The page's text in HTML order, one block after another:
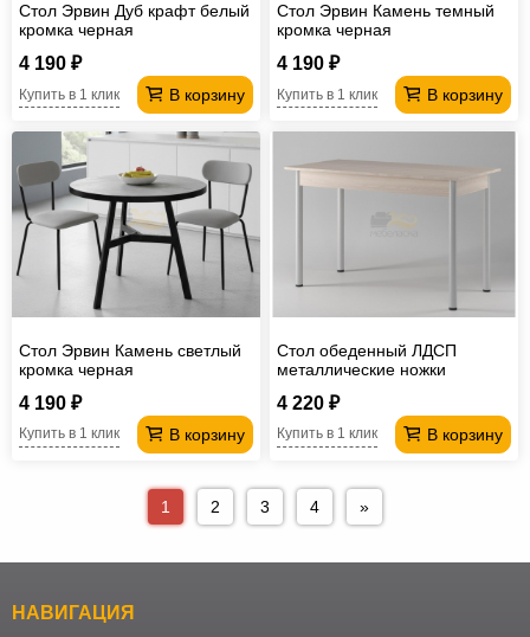
Стол Эрвин Дуб крафт белый
кромка черная
4 190 ₽
В корзину
Купить в 1 клик
Стол Эрвин Камень темный
кромка черная
4 190 ₽
В корзину
Купить в 1 клик
Стол Эрвин Камень светлый
кромка черная
4 190 ₽
В корзину
Купить в 1 клик
Стол обеденный ЛДСП
металлические ножки
4 220 ₽
В корзину
Купить в 1 клик
1 2 3 4 »
НАВИГАЦИЯ